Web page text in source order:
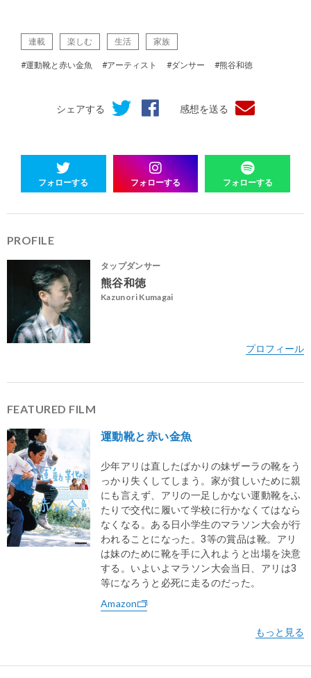
フォローする フォローする フォローする
連載 楽しむ 生活 家族
#運動靴と赤い金魚 #アーティスト #ダンサー #熊谷和徳
シェアする 感想を送る
PROFILE
タップダンサー
熊谷和徳
Kazunori Kumagai
www.kazukumagai.net
https://www.bunkamura.co.jp/orchard/lineup/22_voice/
FEATURED FILM
運動靴と赤い金魚
少年アリは直したばかりの妹ザーラの靴をう
っかり失くしてしまう。家が貧しいために親
にも言えず、アリの一足しかない運動靴をふ
たりで交代に履いて学校に行かなくてはなら
なくなる。ある日小学生のマラソン大会が行
われることになった。3等の賞品は靴。アリ
は妹のために靴を手に入れようと出場を決意
する。いよいよマラソン大会当日、アリは3
等になろうと必死に走るのだった。
Amazon